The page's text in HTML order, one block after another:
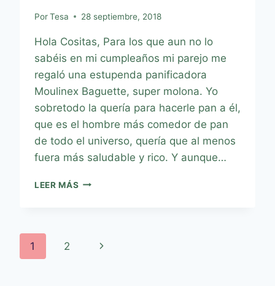
PorTesa 28 septiembre, 2018
Hola Cositas, Para los que aun no lo
sabéis en mi cumpleaños mi parejo me
regaló una estupenda panificadora
Moulinex Baguette, super molona. Yo
sobretodo la quería para hacerle pan a él,
que es el hombre más comedor de pan
de todo el universo, quería que al menos
fuera más saludable y rico. Y aunque…
LEER MÁS
1 2